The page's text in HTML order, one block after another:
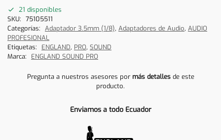
21 disponibles
SKU: 75105511
Categorías: Adaptador 3.5mm (1/8), Adaptadores de Audio, AUDIO
PROFESIONAL
Etiquetas:
ENGLAND, PRO, SOUND
Marca:
ENGLAND SOUND PRO
Pregunta a nuestros asesores por más detallesde este
producto.
Enviamos a todo Ecuador